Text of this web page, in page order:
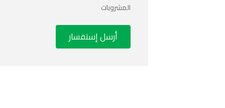
المشروبات
أرسل إستفسار